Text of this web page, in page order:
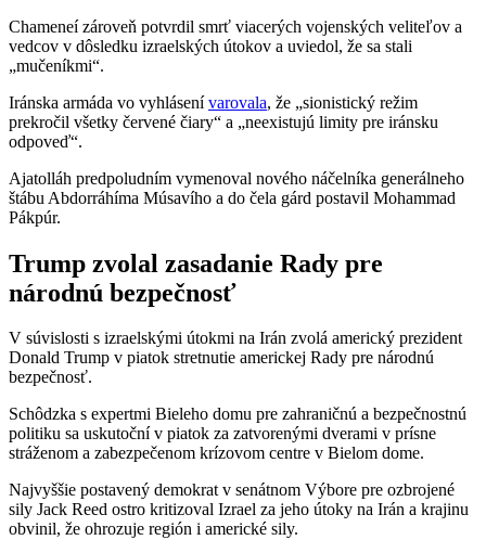
Chameneí zároveň potvrdil smrť viacerých vojenských veliteľov a
vedcov v dôsledku izraelských útokov a uviedol, že sa stali
„mučeníkmi“.
Iránska armáda vo vyhlásenívarovala, že „sionistický režim
prekročil všetky červené čiary“ a „neexistujú limity pre iránsku
odpoveď“.
Ajatolláh predpoludním vymenoval nového náčelníka generálneho
štábu Abdorráhíma Músavího a do čela gárd postavil Mohammad
Pákpúr.
Trump zvolal zasadanie Rady pre
národnú bezpečnosť
V súvislosti s izraelskými útokmi na Irán zvolá americký prezident
Donald Trump v piatok stretnutie americkej Rady pre národnú
bezpečnosť.
Schôdzka s expertmi Bieleho domu pre zahraničnú a bezpečnostnú
politiku sa uskutoční v piatok za zatvorenými dverami v prísne
stráženom a zabezpečenom krízovom centre v Bielom dome.
Najvyššie postavený demokrat v senátnom Výbore pre ozbrojené
sily Jack Reed ostro kritizoval Izrael za jeho útoky na Irán a krajinu
obvinil, že ohrozuje región i americké sily.